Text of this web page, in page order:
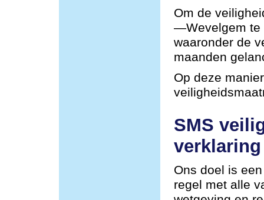
Om de
—Wevelgem te
waaronder de
maanden
Op deze
SMS
verklaring
Ons doel is
regel met alle